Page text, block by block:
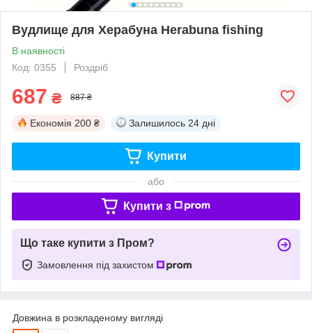
Вудлище для Херабуна Herabuna fishing
В наявності
Код: 0355
Роздріб
687 ₴ 887 ₴
Економія 200 ₴ Залишилось 24 дні
Купити
або
Купити з
Що таке купити з Пром?
Замовлення під захистом
Довжина в розкладеному вигляді